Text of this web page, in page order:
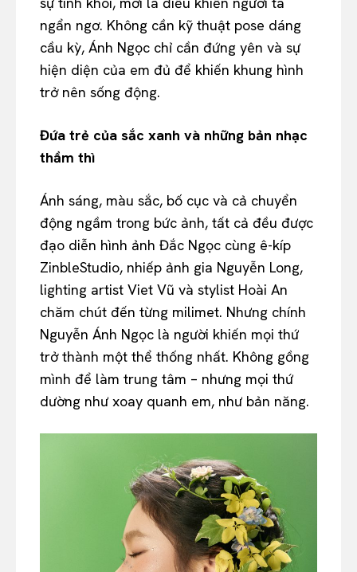
ngẩn ngơ. Không cần kỹ thuật pose dáng
cầu kỳ, Ánh Ngọc chỉ cần đứng yên và sự
hiện diện của em đủ để khiến khung hình
trở nên sống động.
Đứa trẻ của sắc xanh và những bản nhạc
thầm thì
Ánh sáng, màu sắc, bố cục và cả chuyển
động ngầm trong bức ảnh, tất cả đều được
đạo diễn hình ảnh Đắc Ngọc cùng ê-kíp
ZinbleStudio, nhiếp ảnh gia Nguyễn Long,
lighting artist Viet Vũ và stylist Hoài An
chăm chút đến từng milimet. Nhưng chính
Nguyễn Ánh Ngọc là người khiến mọi thứ
trở thành một thể thống nhất. Không gồng
mình để làm trung tâm – nhưng mọi thứ
dường như xoay quanh em, như bản năng.